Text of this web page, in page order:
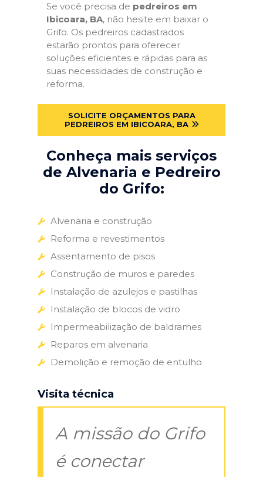
Se você precisa de pedreiros em
Ibicoara, BA, não hesite em baixar o
Grifo. Os pedreiros cadastrados
estarão prontos para oferecer
soluções eficientes e rápidas para as
suas necessidades de construção e
reforma.
SOLICITE ORÇAMENTOS PARA
PEDREIROS EM IBICOARA, BA
Conheça mais serviços
de Alvenaria e Pedreiro
do Grifo:
Alvenaria e construção
Reforma e revestimentos
Assentamento de pisos
Construção de muros e paredes
Instalação de azulejos e pastilhas
Instalação de blocos de vidro
Impermeabilização de baldrames
Reparos em alvenaria
Demolição e remoção de entulho
Visita técnica
A missão do Grifo
é conectar